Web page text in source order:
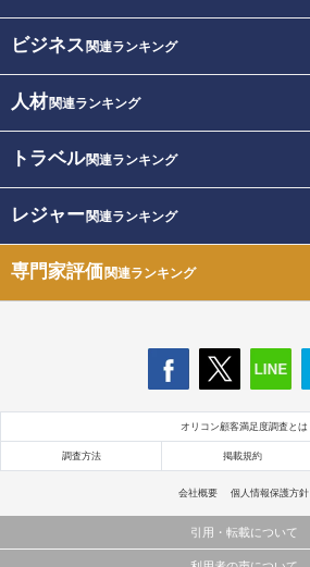
ビジネス 関連ランキング
人材関連ランキング
トラベル関連ランキング
レジャー関連ランキング
専門家評価関連ランキング
オリコン顧客満足度調査とは
調査方法 掲載規約
会社概要 個人情報保護方針
引用・転載について